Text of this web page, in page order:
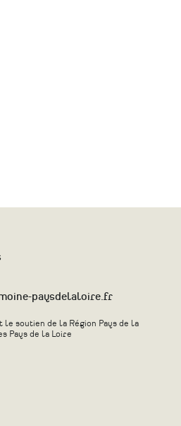
paysdelaloire.fr
le soutien de la Région Pays de la
Pays de la Loire